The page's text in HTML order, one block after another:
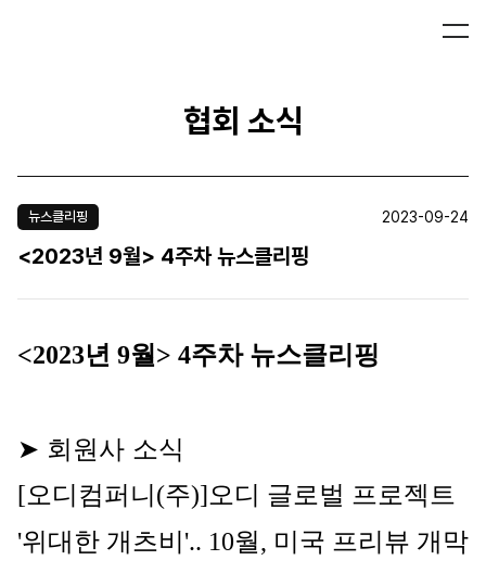
협회 소식
뉴스클리핑 2023-09-24
<2023년 9월> 4주차 뉴스클리핑
<2023년 9월> 4주차 뉴스클리핑
➤ 회원사 소식
[오디컴퍼니(주)]오디 글로벌 프로젝트
'위대한 개츠비'.. 10월, 미국 프리뷰 개막